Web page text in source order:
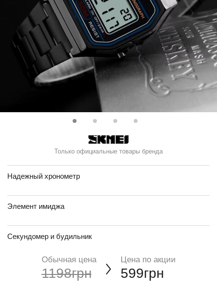
Только официальные товары бренда
Надежный хронометр
Элемент имиджа
Секундомер и будильник
Обычная цена
1198грн
Цена по акции
599грн